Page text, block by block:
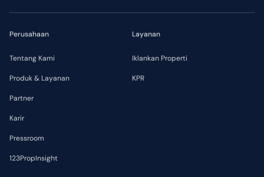
Perusahaan
Tentang Kami
Produk & Layanan
Partner
Karir
Pressroom
123PropInsight
Layanan
Iklankan Properti
KPR